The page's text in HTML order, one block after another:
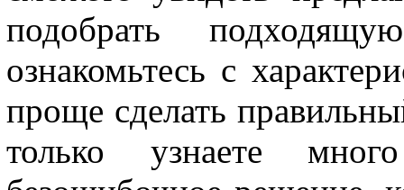
подобрать
ознакомьтесь с
проще сделать
только узнаете